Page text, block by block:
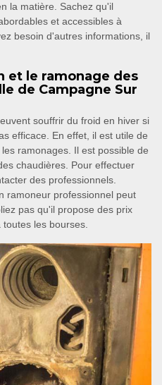
la matière. Sachez qu'il
et accessibles à
besoin d'autres informations, il
et le ramonage des
de Campagne Sur
souffrir du froid en hiver si
efficace. En effet, il est utile de
ramonages. Il est possible de
chaudières. Pour effectuer
des professionnels.
ramoneur professionnel peut
pas qu'il propose des prix
les bourses.